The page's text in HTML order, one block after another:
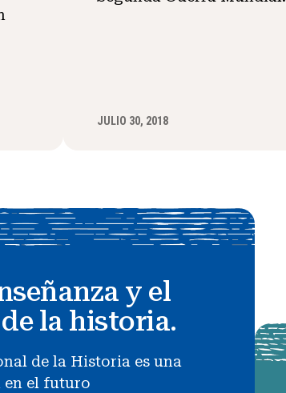
JULIO 30, 2018
y el
la historia.
de la Historia es una
en el futuro